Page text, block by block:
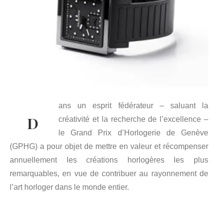
D
ans un esprit fédérateur – saluant la
créativité et la recherche de l’excellence –
le Grand Prix d’Horlogerie de Genève
(GPHG) a pour objet de mettre en valeur et récompenser
annuellement les créations horlogères les plus
remarquables, en vue de contribuer au rayonnement de
l’art horloger dans le monde entier.